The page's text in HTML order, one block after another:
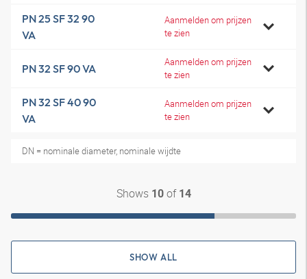
PN 25 SF 32 90
VA
Aanmelden om prijzen
te zien
PN 32 SF 90 VA
Aanmelden om prijzen
te zien
PN 32 SF 40 90
VA
Aanmelden om prijzen
te zien
DN = nominale diameter, nominale wijdte
Shows 10of 14
SHOW ALL